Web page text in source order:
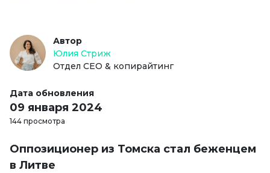
Автор
Юлия Стриж
Отдел СЕО & копирайтинг
Дата обновления
09 января 2024
144 просмотра
Оппозиционер из Томска стал беженцем
в Литве